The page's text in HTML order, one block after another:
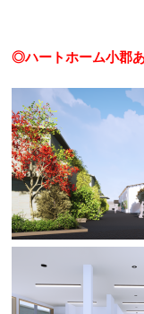
◎ハートホーム小郡